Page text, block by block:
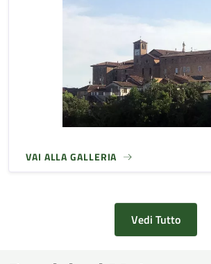
VAI ALLA GALLERIA
Vedi Tutto